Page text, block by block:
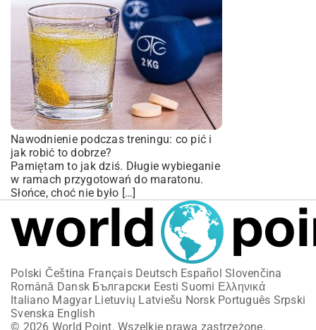
Nawodnienie podczas treningu: co pić i
jak robić to dobrze?
Pamiętam to jak dziś. Długie wybieganie
w ramach przygotowań do maratonu.
Słońce, choć nie było […]
Polski Čeština Français Deutsch Español Slovenčina
Română Dansk Български Eesti Suomi Ελληνικά
Italiano Magyar Lietuvių Latviešu Norsk Português Srpski
Svenska English
© 2026 World Point. Wszelkie prawa zastrzeżone.